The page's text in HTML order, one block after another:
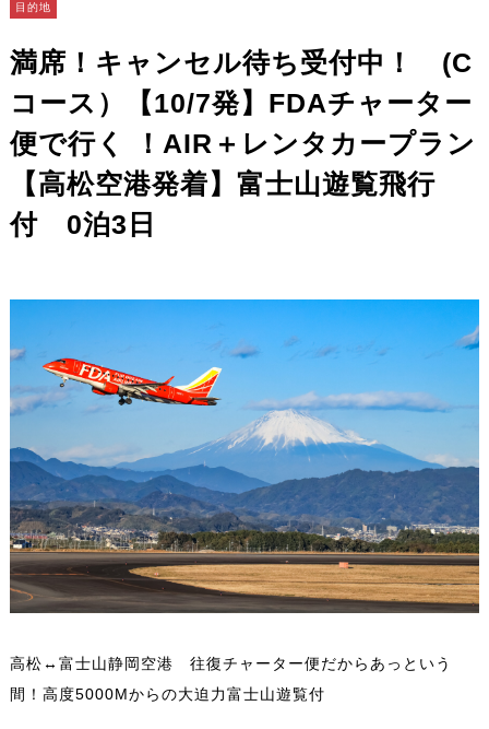
目的地
満席！キャンセル待ち受付中！ (C
コース）【10/7発】FDAチャーター
便で行く ！AIR＋レンタカープラン
【高松空港発着】富士山遊覧飛行
付 0泊3日
高松↔富士山静岡空港 往復チャーター便だからあっという
間！高度5000Mからの大迫力富士山遊覧付